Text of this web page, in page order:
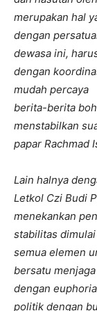
merupakan hal
dengan
dewasa ini,
dengan
mudah percaya
berita-berita
menstabilkan
papar Rachmad
Lain halnya
Letkol Czi Budi
menekankan
stabilitas
semua elemen
bersatu
dengan euphoria
politik dengan